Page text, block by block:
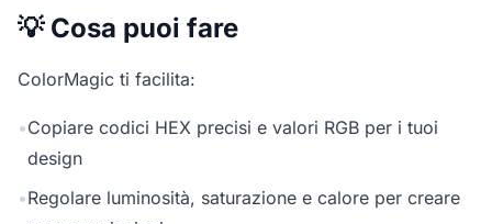
💡 Cosa puoi fare
ColorMagic ti facilita:
•Copiare codici HEX precisi e valori RGB per i tuoi
design
•Regolare luminosità, saturazione e calore per creare